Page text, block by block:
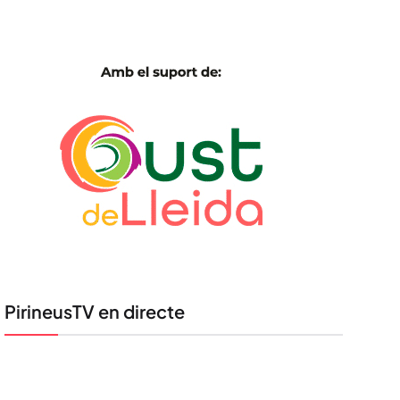
PirineusTV en directe